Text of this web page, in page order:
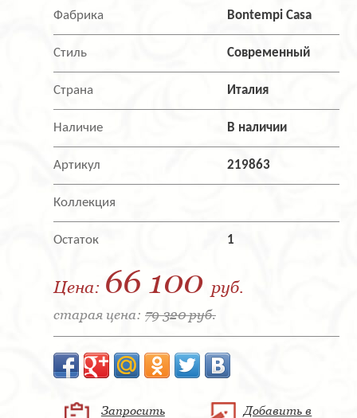
Фабрика Bontempi Casa
Стиль Современный
Страна Италия
Наличие В наличии
Артикул 219863
Коллекция
Остаток 1
Цена: 66 100 руб.
старая цена: 79 320 руб.
Запросить
Добавить в